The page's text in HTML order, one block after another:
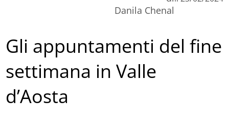
Danila Chenal
Gli appuntamenti del fine
settimana in Valle
d’Aosta